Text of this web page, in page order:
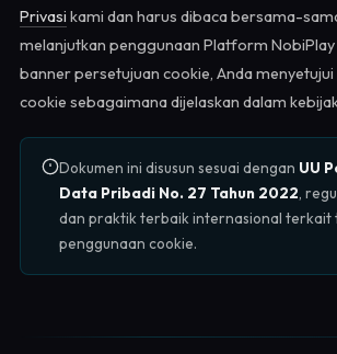
Privasi kami dan harus dibaca bersama-
melanjutkan penggunaan Platform
banner persetujuan cookie, Anda
cookie sebagaimana dijelaskan dalam
Dokumen ini disusun sesuai dengan UU
Data Pribadi No. 27 Tahun 2022,
dan praktik terbaik internasional terkait
penggunaan cookie.